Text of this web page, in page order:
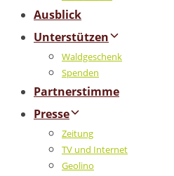
Ausblick
Unterstützen
Waldgeschenk
Spenden
Partnerstimme
Presse
Zeitung
TV und Internet
Geolino